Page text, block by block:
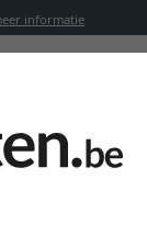
informatie